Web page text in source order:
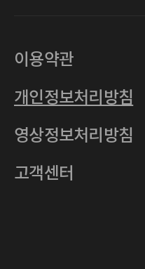
사업자등록번호
통신판매업 2011-
주소 서울특별시
호스팅사업자
이용약관
개인정보처리방침
영상정보처리방침
고객센터